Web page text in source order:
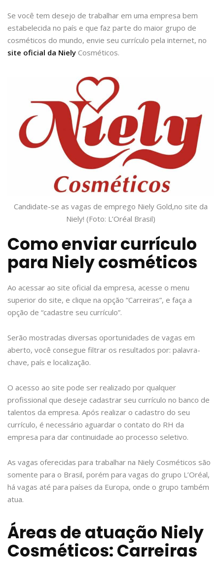
Se você tem desejo de trabalhar em uma empresa bem
estabelecida no país e que faz parte do maior grupo de
cosméticos do mundo, envie seu currículo pela internet, no
site oficial da Niely Cosméticos.
Candidate-se as vagas de emprego Niely Gold,no site da
Niely! (Foto: L’Oréal Brasil)
Como enviar currículo
para Niely cosméticos
Ao acessar ao site oficial da empresa, acesse o menu
superior do site, e clique na opção “Carreiras”, e faça a
opção de “cadastre seu currículo”.
Serão mostradas diversas oportunidades de vagas em
aberto, você consegue filtrar os resultados por: palavra-
chave, país e localização.
O acesso ao site pode ser realizado por qualquer
profissional que deseje cadastrar seu currículo no banco de
talentos da empresa. Após realizar o cadastro do seu
currículo, é necessário aguardar o contato do RH da
empresa para dar continuidade ao processo seletivo.
As vagas oferecidas para trabalhar na Niely Cosméticos são
somente para o Brasil, porém para vagas do grupo L’Oréal,
há vagas até para países da Europa, onde o grupo também
atua.
Áreas de atuação Niely
Cosméticos: Carreiras